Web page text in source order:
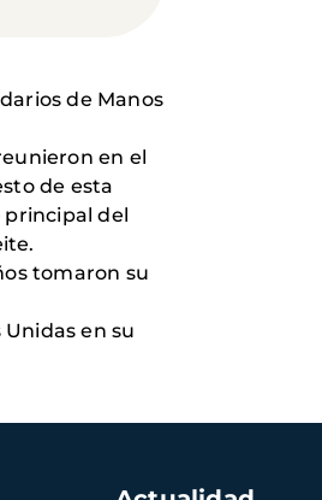
de Manos
en el
de esta
principal del
tomaron su
en su